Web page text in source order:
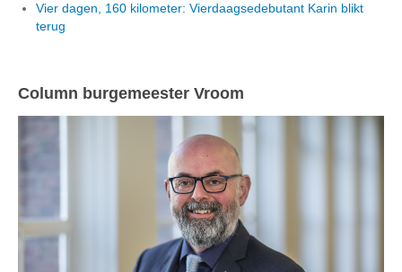
Vier dagen, 160 kilometer: Vierdaagsedebutant Karin blikt
terug
Column burgemeester Vroom